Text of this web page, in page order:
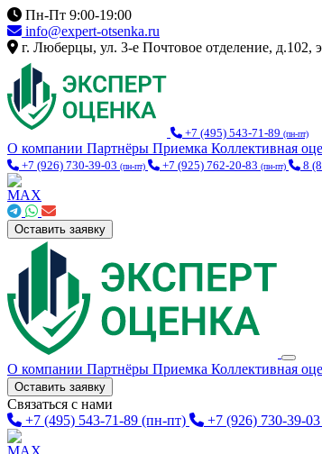
Пн-Пт 9:00-19:00
info@expert-otsenka.ru
г. Люберцы, ул. 3-е Почтовое отделение, д.102,
+7 (495) 543-71-89 (пн-пт)
О компании Партнёры Приемка Коллективная
+7 (926) 730-39-03 (пн-пт) +7 (925) 762-20-83 (пн-пт) 8
Оставить заявку
О компании Партнёры Приемка Коллективная
Оставить заявку
Связаться с нами
+7 (495) 543-71-89 (пн-пт) +7 (926) 730-39-03